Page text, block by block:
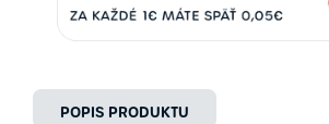
POPIS PRODUKTU